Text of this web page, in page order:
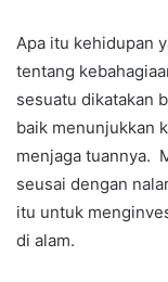
Apa itu kehidupan
tentang
sesuatu dikatakan
baik menunjukkan
menjaga tuannya.
seusai dengan
itu untuk
di alam.